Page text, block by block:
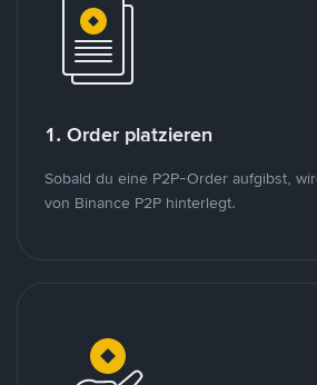
1. Order platzieren
Sobald du eine P2P-Order aufgibst,
von Binance P2P hinterlegt.